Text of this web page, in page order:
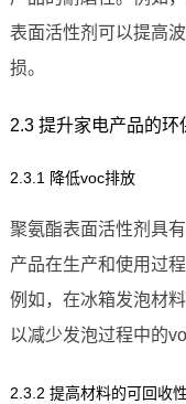
表面活性剂可以提高
损。
2.3 提升家电产品的环
2.3.1 降低voc排放
聚氨酯表面活性剂具
产品在生产和使用过
例如，在冰箱发泡材
以减少发泡过程中的
2.3.2 提高材料的可回收性